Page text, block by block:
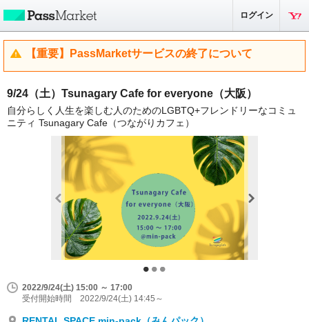
ログイン
【重要】PassMarketサービスの終了について
9/24（土）Tsunagary Cafe for everyone（大阪）
自分らしく人生を楽しむ人のためのLGBTQ+フレンドリーなコミュ
ニティ Tsunagary Cafe（つながりカフェ）
2022/9/24(土) 15:00 ～ 17:00
受付開始時間 2022/9/24(土) 14:45～